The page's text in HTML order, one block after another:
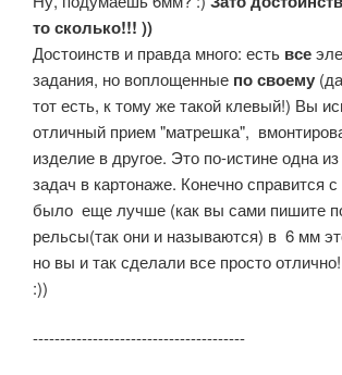
то сколько!!! ))
Достоинств и правда много: есть все
задания, но воплощенные по своему
тот есть, к тому же такой клевый!) Вы
отличный прием "матрешка",
изделие в другое. Это по-истине одна
задач в картонаже. Конечно справится
было еще лучше (как вы сами пишите
рельсы(так они и называются) в 6 мм
но вы и так сделали все просто
:))
---------------------------------------